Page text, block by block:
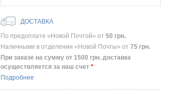
ДОСТАВКА
По предоплате «Новой Почтой» от 50 грн.
Наличными в отделении «Новой Почты» от 75 грн.
При заказе на сумму от 1500 грн. доставка
осуществляется за наш счет *
Подробнее